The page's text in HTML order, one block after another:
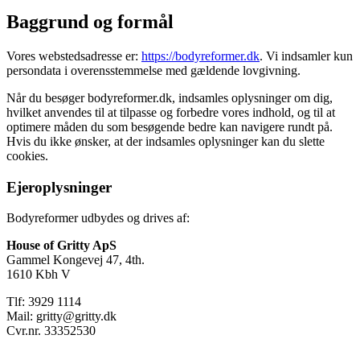
Baggrund og formål
Vores webstedsadresse er: https://bodyreformer.dk. Vi indsamler kun
persondata i overensstemmelse med gældende lovgivning.
Når du besøger bodyreformer.dk, indsamles oplysninger om dig,
hvilket anvendes til at tilpasse og forbedre vores indhold, og til at
optimere måden du som besøgende bedre kan navigere rundt på.
Hvis du ikke ønsker, at der indsamles oplysninger kan du slette
cookies.
Ejeroplysninger
Bodyreformer udbydes og drives af:
House of Gritty ApS
Gammel Kongevej 47, 4th.
1610 Kbh V
Tlf: 3929 1114
Mail: gritty@gritty.dk
Cvr.nr. 33352530